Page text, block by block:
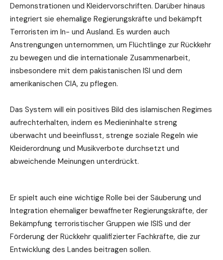
Demonstrationen und Kleidervorschriften. Darüber hinaus
integriert sie ehemalige Regierungskräfte und bekämpft
Terroristen im In- und Ausland. Es wurden auch
Anstrengungen unternommen, um Flüchtlinge zur Rückkehr
zu bewegen und die internationale Zusammenarbeit,
insbesondere mit dem pakistanischen ISI und dem
amerikanischen CIA, zu pflegen.
Das System will ein positives Bild des islamischen Regimes
aufrechterhalten, indem es Medieninhalte streng
überwacht und beeinflusst, strenge soziale Regeln wie
Kleiderordnung und Musikverbote durchsetzt und
abweichende Meinungen unterdrückt.
Er spielt auch eine wichtige Rolle bei der Säuberung und
Integration ehemaliger bewaffneter Regierungskräfte, der
Bekämpfung terroristischer Gruppen wie ISIS und der
Förderung der Rückkehr qualifizierter Fachkräfte, die zur
Entwicklung des Landes beitragen sollen.